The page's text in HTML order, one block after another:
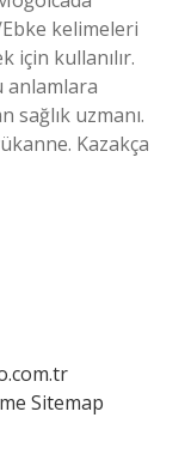
kelimeleri
için kullanılır.
anlamlara
sağlık uzmanı.
Kazakça
Sitemap